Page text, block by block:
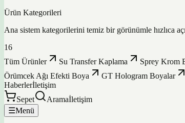
Ürün Kategorileri
Ana sistem kategorilerini temiz bir görünümle hızlıca
16
Tüm Ürünler
Su Transfer Kaplama Sprey Krom
Örümcek Ağı Efekti Boya
GT Hologram Boyalar
Haberlerİletişim
Sepet
Aramaİletişim
☰Menü